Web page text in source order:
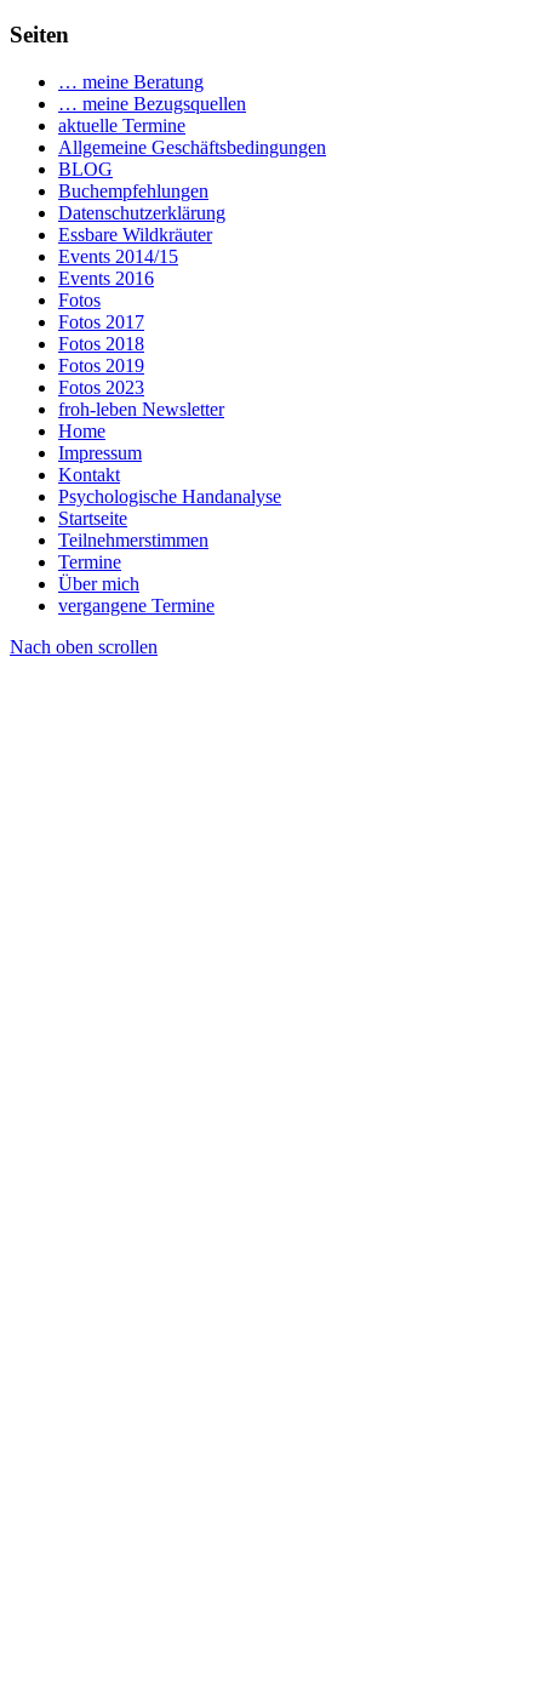
Seiten
… meine Beratung
… meine Bezugsquellen
aktuelle Termine
Allgemeine Geschäftsbedingungen
BLOG
Buchempfehlungen
Datenschutzerklärung
Essbare Wildkräuter
Events 2014/15
Events 2016
Fotos
Fotos 2017
Fotos 2018
Fotos 2019
Fotos 2023
froh-leben Newsletter
Home
Impressum
Kontakt
Psychologische Handanalyse
Startseite
Teilnehmerstimmen
Termine
Über mich
vergangene Termine
Nach oben scrollen